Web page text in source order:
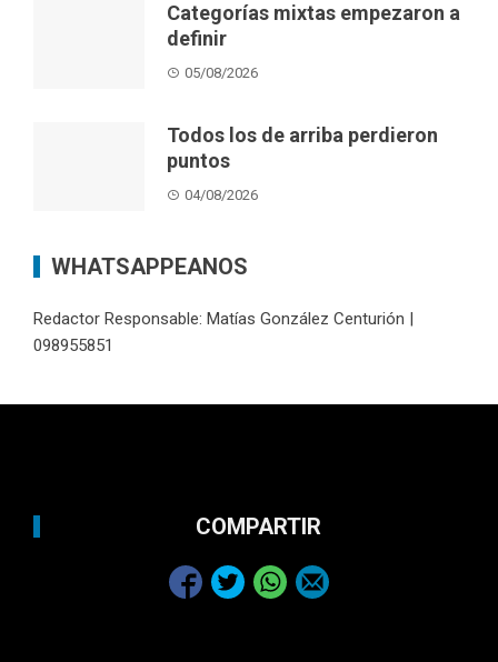
Categorías mixtas empezaron a
definir
05/08/2026
Todos los de arriba perdieron
puntos
04/08/2026
WHATSAPPEANOS
Redactor Responsable: Matías González Centurión |
098955851
COMPARTIR